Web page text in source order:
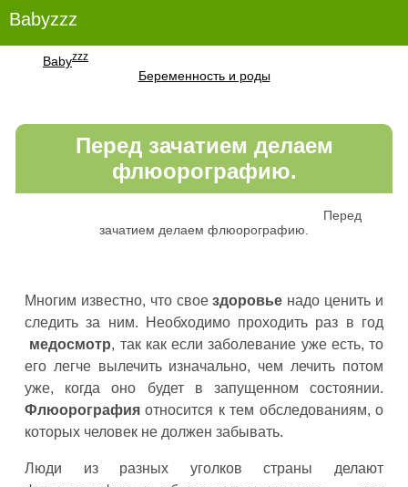
Babyzzz
Babyzzz
Беременность и роды
Перед
зачатием делаем флюорографию.
Перед зачатием делаем
флюорографию.
Многим известно, что своездоровье надо ценить и
следить за ним. Необходимо проходить раз в год
медосмотр, так как если заболевание уже есть, то
его легче вылечить изначально, чем лечить потом
уже, когда оно будет в запущенном состоянии.
Флюорография относится к тем обследованиям, о
которых человек не должен забывать.
Люди из разных уголков страны делают